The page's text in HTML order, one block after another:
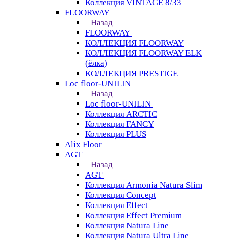
Коллекция VINTAGE 8/33
FLOORWAY
Назад
FLOORWAY
КОЛЛЕКЦИЯ FLOORWAY
КОЛЛЕКЦИЯ FLOORWAY ELK
(ёлка)
КОЛЛЕКЦИЯ PRESTIGE
Loс floor-UNILIN
Назад
Loс floor-UNILIN
Коллекция ARCTIС
Коллекция FANCY
Коллекция PLUS
Alix Floor
AGT
Назад
AGT
Коллекция Armonia Natura Slim
Коллекция Concept
Коллекция Effect
Коллекция Effect Premium
Коллекция Natura Line
Коллекция Natura Ultra Line